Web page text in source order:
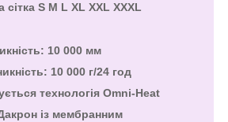
сітка S M L XL XXL XXXL
10 000 мм
10 000 г/24 год
технологія Omni-Heat
із мембранним